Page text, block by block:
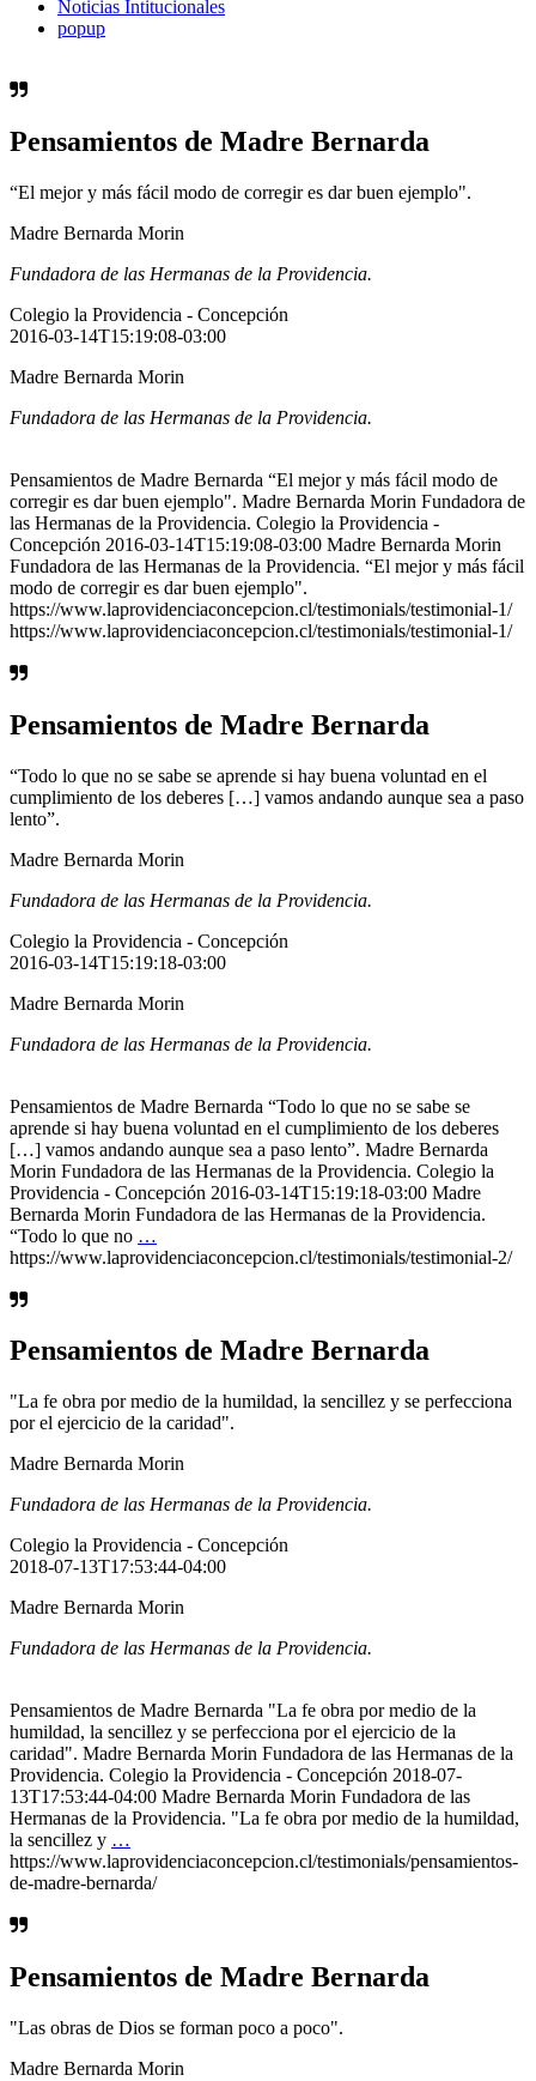
Noticias Intitucionales
popup
Pensamientos de Madre Bernarda
“El mejor y más fácil modo de corregir es dar buen ejemplo".
Madre Bernarda Morin
Fundadora de las Hermanas de la Providencia.
Colegio la Providencia - Concepción
2016-03-14T15:19:08-03:00
Madre Bernarda Morin
Fundadora de las Hermanas de la Providencia.
Pensamientos de Madre Bernarda “El mejor y más fácil modo de
corregir es dar buen ejemplo". Madre Bernarda Morin Fundadora de
las Hermanas de la Providencia. Colegio la Providencia -
Concepción 2016-03-14T15:19:08-03:00 Madre Bernarda Morin
Fundadora de las Hermanas de la Providencia. “El mejor y más fácil
modo de corregir es dar buen ejemplo".
https://www.laprovidenciaconcepcion.cl/testimonials/testimonial-1/
https://www.laprovidenciaconcepcion.cl/testimonials/testimonial-1/
Pensamientos de Madre Bernarda
“Todo lo que no se sabe se aprende si hay buena voluntad en el
cumplimiento de los deberes […] vamos andando aunque sea a paso
lento”.
Madre Bernarda Morin
Fundadora de las Hermanas de la Providencia.
Colegio la Providencia - Concepción
2016-03-14T15:19:18-03:00
Madre Bernarda Morin
Fundadora de las Hermanas de la Providencia.
Pensamientos de Madre Bernarda “Todo lo que no se sabe se
aprende si hay buena voluntad en el cumplimiento de los deberes
[…] vamos andando aunque sea a paso lento”. Madre Bernarda
Morin Fundadora de las Hermanas de la Providencia. Colegio la
Providencia - Concepción 2016-03-14T15:19:18-03:00 Madre
Bernarda Morin Fundadora de las Hermanas de la Providencia.
“Todo lo que no …
https://www.laprovidenciaconcepcion.cl/testimonials/testimonial-2/
Pensamientos de Madre Bernarda
"La fe obra por medio de la humildad, la sencillez y se perfecciona
por el ejercicio de la caridad".
Madre Bernarda Morin
Fundadora de las Hermanas de la Providencia.
Colegio la Providencia - Concepción
2018-07-13T17:53:44-04:00
Madre Bernarda Morin
Fundadora de las Hermanas de la Providencia.
Pensamientos de Madre Bernarda "La fe obra por medio de la
humildad, la sencillez y se perfecciona por el ejercicio de la
caridad". Madre Bernarda Morin Fundadora de las Hermanas de la
Providencia. Colegio la Providencia - Concepción 2018-07-
13T17:53:44-04:00 Madre Bernarda Morin Fundadora de las
Hermanas de la Providencia. "La fe obra por medio de la humildad,
la sencillez y …
https://www.laprovidenciaconcepcion.cl/testimonials/pensamientos-
de-madre-bernarda/
Pensamientos de Madre Bernarda
"Las obras de Dios se forman poco a poco".
Madre Bernarda Morin